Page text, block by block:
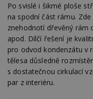
Po svislé i šikmé ploše
na spodní část rámu.
znehodnotí dřevěný rám
apod. Dílčí řešení je
pro odvod kondenzátu v
tělesa důsledně
s dostatečnou cirkulací
par z interiéru.